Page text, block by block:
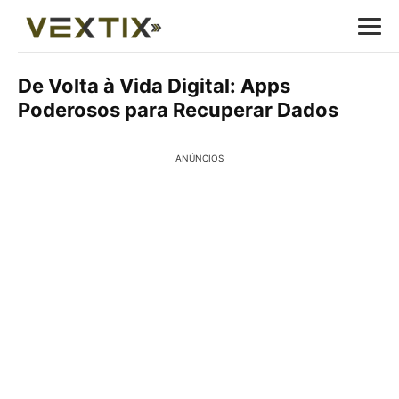
De Volta à Vida Digital: Apps
Poderosos para Recuperar Dados
ANÚNCIOS